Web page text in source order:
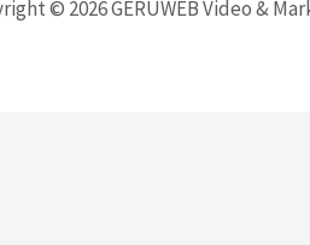
© 2026 GERUWEB Video &